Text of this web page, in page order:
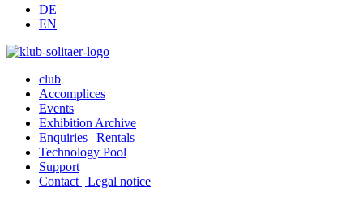
DE
EN
club
Accomplices
Events
Exhibition Archive
Enquiries | Rentals
Technology Pool
Support
Contact | Legal notice